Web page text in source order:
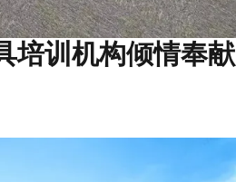
培训机构倾情奉献